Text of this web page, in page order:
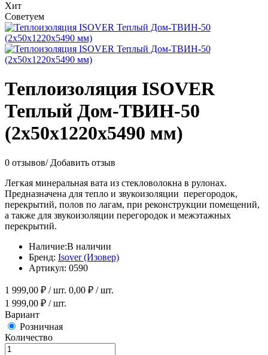
Хит
Советуем
Теплоизоляция ISOVER
Теплый Дом-ТВИН-50
(2х50х1220х5490 мм)
0 отзывов/ Добавить отзыв
Легкая минеральная вата из стекловолокна в рулонах.
Предназначена для тепло и звукоизоляции перегородок,
перекрытий, полов по лагам, при реконструкции помещений,
а также для звукоизоляции перегородок и межэтажных
перекрытий.
Наличие:В наличии
Бренд: Isover (Изовер)
Артикул: 0590
1 999,00 ₽ / шт. 0,00 ₽ / шт.
1 999,00 ₽ / шт.
Вариант
Розничная
Количество